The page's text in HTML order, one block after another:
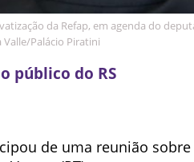
da Refap, em agenda do
Palácio Piratini
público do RS
de uma reunião